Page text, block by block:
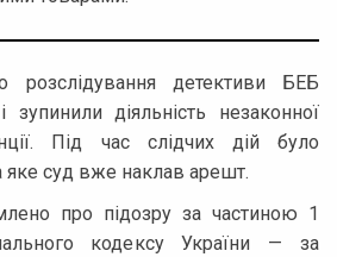
розслідування детективи БЕБ
діяльність незаконної
Під час слідчих дій було
яке суд вже наклав арешт.
про підозру за частиною 1
кодексу України — за